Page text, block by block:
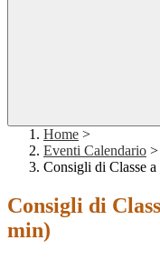
Home >
Eventi Calendario >
Consigli di Classe
Consigli di
min)